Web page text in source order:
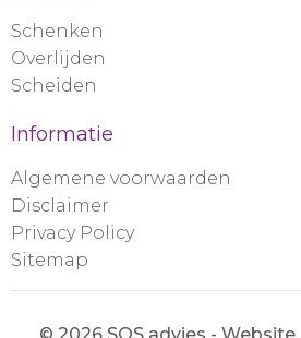
Schenken
Overlijden
Scheiden
Informatie
Algemene voorwaarden
Disclaimer
Privacy Policy
Sitemap